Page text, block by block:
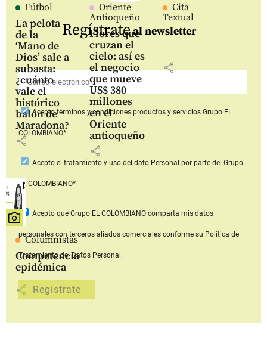
Fútbol
La pelota
de la
‘Mano de
Dios’ sale a
subasta:
¿cuánto
vale el
histórico
balón de
Maradona?
share
Oriente
Antioqueño
Flores que
cruzan el
cielo: así es
el negocio
que mueve
US$ 380
millones
en el
Oriente
antioqueño
share
Cita
Textual
share
Columnistas
Competencia
epidémica
share
Regístrateal newsletter
Aceptotérminos y condiciones productos y serviciosGrupo EL
COLOMBIANO*
Acepto el tratamiento y uso del dato Personal por parte del Grupo
EL COLOMBIANO*
Acepto que Grupo EL COLOMBIANOcomparta mis datos
personales con terceros aliados comerciales conforme su Política de
Tratamiento del Datos Personal.